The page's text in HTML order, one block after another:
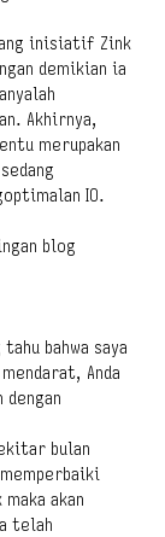
inisiatif Zink
demikian ia
Akhirnya,
merupakan
IO.
blog
bahwa saya
Anda
bulan
akan
telah